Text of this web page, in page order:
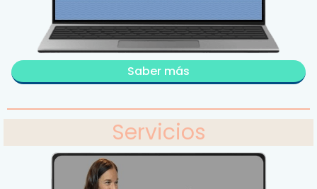
Saber más
Servicios